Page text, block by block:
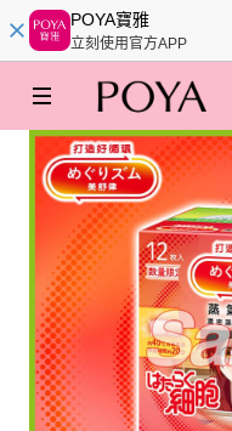
POYA寶雅
立刻使用官方APP